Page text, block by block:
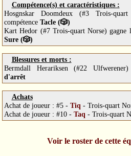
Compétence(s) et caractéristiques :
Hosgnskar Doomdeux (#3 Trois-
compétenceTacle (🎲)
Kart Hedor (#7 Trois-quart Norse) gagne
Sure (🎲)
Blessures et morts :
Bermdall Herariksen (#22
d'arrêt
Achats
Achat de joueur :#5 -Tiq -Trois-quart
Achat de joueur :#10 -Taq -Trois-quart
Voir le roster de cette